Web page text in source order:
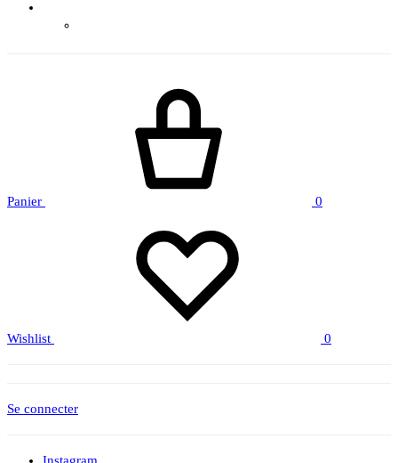
Panier 0
Wishlist 0
Se connecter
Instagram